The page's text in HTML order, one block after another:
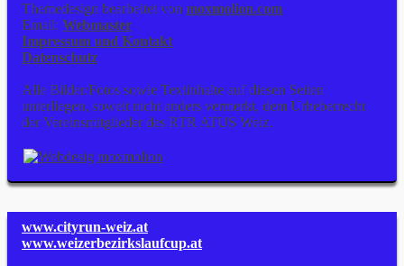
Themedesign bearbeitet von moxmolion.com
Email: Webmaster
Impressum und Kontakt
Datenschutz
Alle Bilder/Fotos sowie Textinhalte auf diesen Seiten
unterliegen, soweit nicht anders vermerkt, dem Urheberrecht
der Vereinsmitglieder des RTR ATUS Weiz.
www.cityrun-weiz.at
www.weizerbezirkslaufcup.at